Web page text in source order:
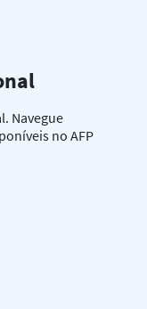
Navegue
no AFP